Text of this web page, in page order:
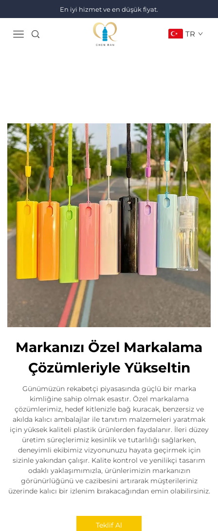
En iyi hizmet ve en düşük fiyat.
TR
Markanızı Özel Markalama
Çözümleriyle Yükseltin
Günümüzün rekabetçi piyasasında güçlü bir marka
kimliğine sahip olmak esastır. Özel markalama
çözümlerimiz, hedef kitlenizle bağ kuracak, benzersiz ve
akılda kalıcı ambalajlar ile tanıtım malzemeleri yaratmak
için yüksek kaliteli plastik ürünlerden faydalanır. İleri düzey
üretim süreçlerimiz kesinlik ve tutarlılığı sağlarken,
deneyimli ekibimiz vizyonunuzu hayata geçirmek için
sizinle yakından çalışır. Kalite kontrol ve yenilikçi tasarım
odaklı yaklaşımımızla, ürünlerimizin markanızın
görünürlüğünü ve cazibesini artırarak müşterileriniz
üzerinde kalıcı bir izlenim bırakacağından emin olabilirsiniz.
Teklif Al